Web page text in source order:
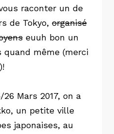
raconter un de
de Tokyo, organisé
euuh bon un
même (merci
Mars 2017, on a
un petite ville
japonaises, au